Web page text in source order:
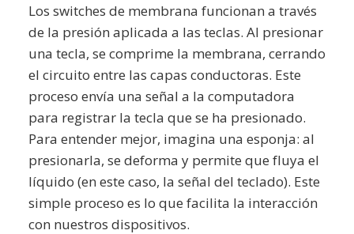
Los switches de membrana funcionan a través
de la presión aplicada a las teclas. Al presionar
una tecla, se comprime la membrana, cerrando
el circuito entre las capas conductoras. Este
proceso envía una señal a la computadora
para registrar la tecla que se ha presionado.
Para entender mejor, imagina una esponja: al
presionarla, se deforma y permite que fluya el
líquido (en este caso, la señal del teclado). Este
simple proceso es lo que facilita la interacción
con nuestros dispositivos.